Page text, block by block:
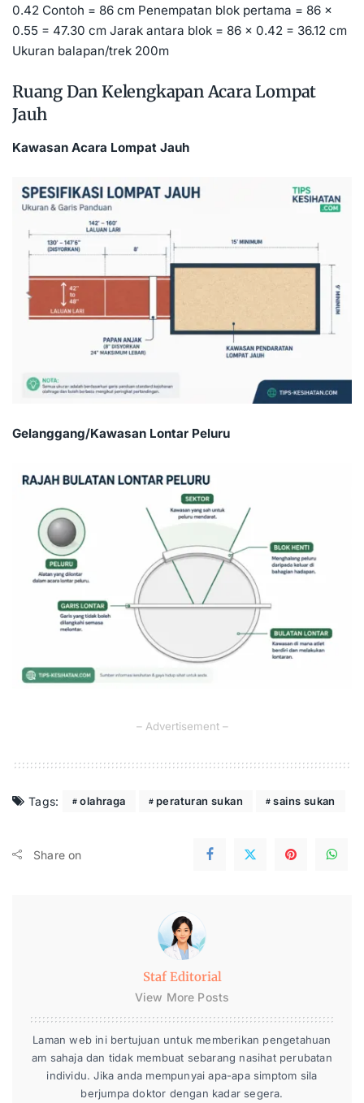
0.42 Contoh = 86 cm Penempatan blok pertama = 86 ×
0.55 = 47.30 cm Jarak antara blok = 86 × 0.42 = 36.12 cm
Ukuran balapan/trek 200m
Ruang Dan Kelengkapan Acara Lompat
Jauh
Kawasan Acara Lompat Jauh
Gelanggang/Kawasan Lontar Peluru
– Advertisement –
Tags: olahraga peraturan sukan sains sukan
Share on
Staf Editorial
View More Posts
Laman web ini bertujuan untuk memberikan pengetahuan
am sahaja dan tidak membuat sebarang nasihat perubatan
individu. Jika anda mempunyai apa-apa simptom sila
berjumpa doktor dengan kadar segera.